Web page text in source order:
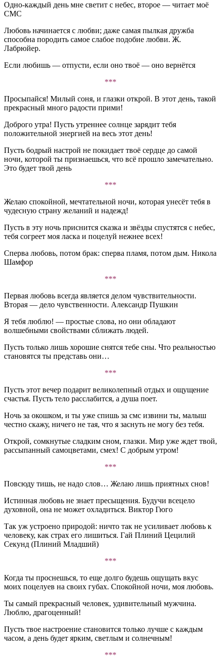
Одно-каждый день мне светит с небес, второе — читает моё
СМС
Любовь начинается с любви; даже самая пылкая дружба
способна породить самое слабое подобие любви. Ж.
Лабрюйер.
Если любишь — отпусти, если оно твоё — оно вернётся
***
Просыпайся! Милый соня, и глазки открой. В этот день, такой
прекрасный много радости прими!
Доброго утра! Пусть утреннее солнце зарядит тебя
положительной энергией на весь этот день!
Пусть бодрый настрой не покидает твоё сердце до самой
ночи, которой ты признаешься, что всё прошло замечательно.
Это будет твой день
***
Желаю спокойной, мечтательной ночи, которая унесёт тебя в
чудесную страну желаний и надежд!
Пусть в эту ночь приснится сказка и звёзды спустятся с небес,
тебя согреет моя ласка и поцелуй нежнее всех!
Сперва любовь, потом брак: сперва пламя, потом дым. Никола
Шамфор
***
Первая любовь всегда является делом чувствительности.
Вторая — дело чувственности. Александр Пушкин
Я тебя люблю! — простые слова, но они обладают
волшебными свойствами сближать людей.
Пусть только лишь хорошие снятся тебе сны. Что реальностью
становятся ты представь они…
***
Пусть этот вечер подарит великолепный отдых и ощущение
счастья. Пусть тело расслабится, а душа поет.
Ночь за окошком, и ты уже спишь за смс извини ты, малыш
честно скажу, ничего не тая, что я заснуть не могу без тебя.
Открой, сомкнутые сладким сном, глазки. Мир уже ждет твой,
рассыпанный самоцветами, смех! С добрым утром!
***
Повсюду тишь, не надо слов… Желаю лишь приятных снов!
Истинная любовь не знает пресыщения. Будучи всецело
духовной, она не может охладиться. Виктор Гюго
Так уж устроено природой: ничто так не усиливает любовь к
человеку, как страх его лишиться. Гай Плиний Цецилий
Секунд (Плиний Младший)
***
Когда ты проснешься, то еще долго будешь ощущать вкус
моих поцелуев на своих губах. Спокойной ночи, моя любовь.
Ты самый прекрасный человек, удивительный мужчина.
Люблю, драгоценный!
Пусть твое настроение становится только лучше с каждым
часом, а день будет ярким, светлым и солнечным!
***